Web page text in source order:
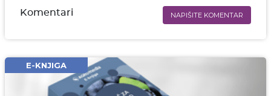
Komentari NAPIŠITE KOMENTAR
Email* obavezno
Komentar* obavezno
E-KNJIGA